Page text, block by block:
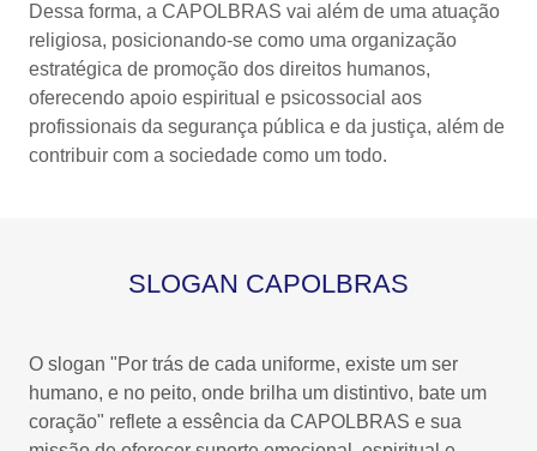
Dessa forma, a CAPOLBRAS vai além de uma atuação
religiosa, posicionando-se como uma organização
estratégica de promoção dos direitos humanos,
oferecendo apoio espiritual e psicossocial aos
profissionais da segurança pública e da justiça, além de
contribuir com a sociedade como um todo.
SLOGAN CAPOLBRAS
O slogan "Por trás de cada uniforme, existe um ser
humano, e no peito, onde brilha um distintivo, bate um
coração" reflete a essência da CAPOLBRAS e sua